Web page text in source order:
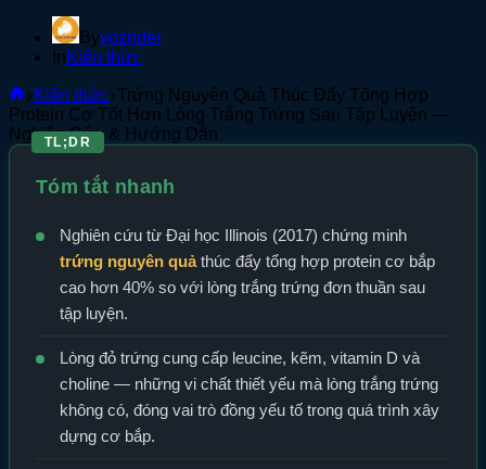
Byvozrider
InKiến thức
Home
Kiến thức Trứng Nguyên Quả Thúc Đẩy Tổng Hợp
Protein Cơ Tốt Hơn Lòng Trắng Trứng Sau Tập Luyện —
Nghiên Cứu & Hướng Dẫn
TL;DR
Tóm tắt nhanh
Nghiên cứu từ Đại học Illinois (2017) chứng minh
trứng nguyên quảthúc đẩy tổng hợp protein cơ bắp
cao hơn 40% so với lòng trắng trứng đơn thuần sau
tập luyện.
Lòng đỏ trứng cung cấp leucine, kẽm, vitamin D và
choline — những vi chất thiết yếu mà lòng trắng trứng
không có, đóng vai trò đồng yếu tố trong quá trình xây
dựng cơ bắp.